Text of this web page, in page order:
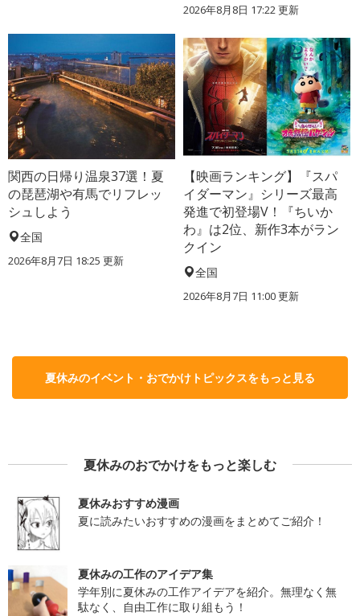
2026年8月8日 17:22更新
関西の日帰り温泉37選！夏
の琵琶湖や有馬でリフレッ
シュしよう
全国
2026年8月7日 18:25 更新
【映画ランキング】『スパ
イダーマン』シリーズ最高
発進で初登場V！『ちいか
わ』は2位、新作3本がラン
クイン
全国
2026年8月7日 11:00更新
夏休みのイベント・おでかけトピックスをもっと見る
夏休みのおでかけをもっと楽しむ
夏休みおすすめ漫画
夏に読みたいおすすめの漫画をまとめてご紹介！
夏休みの工作のアイデア集
学年別に夏休みの工作アイデアを紹介。無理なく無
駄なく、自由工作に取り組もう！